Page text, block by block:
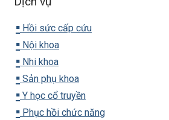
▪️ Hồi sức cấp cứu
▪️ Nội khoa
▪️ Nhi khoa
▪️ Sản phụ khoa
▪️ Y học cổ truyền
▪️ Phục hồi chức năng